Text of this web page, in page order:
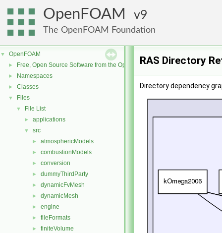
OpenFOAM 9
The OpenFOAM Foundation
▼ OpenFOAM
► Free, Open Source Software from the OpenFOAM Foundation
► Namespaces
► Classes
▼ Files
▼ File List
► applications
▼ src
► atmosphericModels
► combustionModels
► conversion
► dummyThirdParty
► dynamicFvMesh
► dynamicMesh
► engine
► fileFormats
► finiteVolume
RAS Directory
Directory dependency